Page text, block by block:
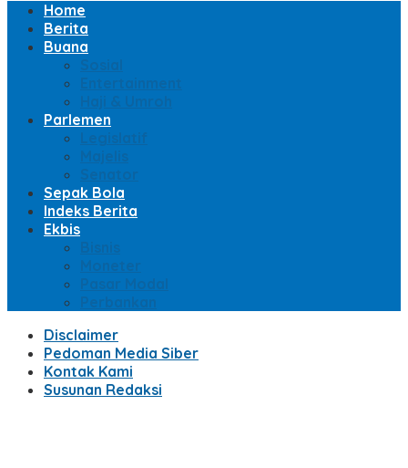
Home
Berita
Buana
Sosial
Entertainment
Haji & Umroh
Parlemen
Legislatif
Majelis
Senator
Sepak Bola
Indeks Berita
Ekbis
Bisnis
Moneter
Pasar Modal
Perbankan
Disclaimer
Pedoman Media Siber
Kontak Kami
Susunan Redaksi